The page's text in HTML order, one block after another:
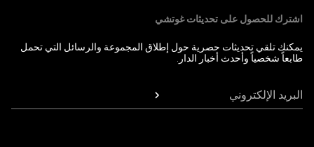
اشترك للحصول على تحديثات غوتشي
يمكنك تلقي تحديثات حصرية حول إطلاق المجموعة والرسائل التي تحمل
طابعاً شخصياً وأحدث أخبار الدار.
البريد الإلكتروني